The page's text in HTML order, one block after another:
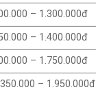
– 1.300.000đ
– 1.400.000đ
– 1.750.000đ
– 1.950.000đ